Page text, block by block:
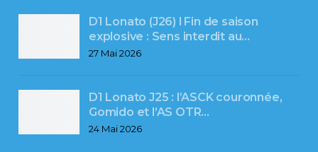
D1 Lonato (J26) l Fin de saison
explosive : Sens interdit au…
27 Mai 2026
D1 Lonato J25 : l’ASCK couronnée,
Gomido et l’AS OTR…
24 Mai 2026